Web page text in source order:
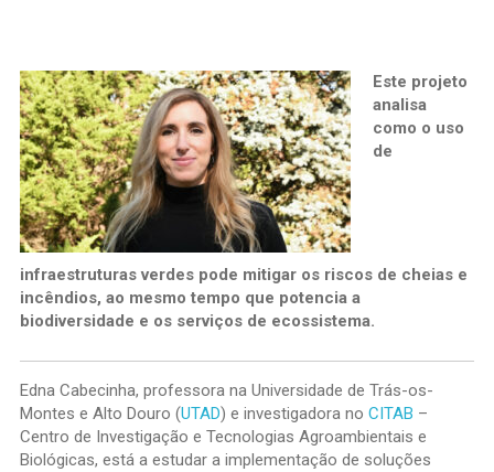
Este projeto
analisa
como o uso
de
infraestruturas verdes pode mitigar os riscos de cheias e
incêndios, ao mesmo tempo que potencia a
biodiversidade e os serviços de ecossistema.
Edna Cabecinha, professora na Universidade de Trás-os-
Montes e Alto Douro (UTAD) e investigadora no CITAB –
Centro de Investigação e Tecnologias Agroambientais e
Biológicas, está a estudar a implementação de soluções